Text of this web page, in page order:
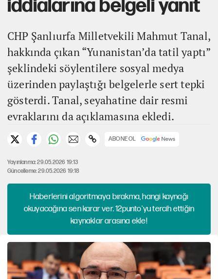
iddialarına belgeli yanıt
CHP Şanlıurfa Milletvekili Mahmut Tanal,
hakkında çıkan “Yunanistan’da tatil yaptı”
şeklindeki söylentilere sosyal medya
üzerinden paylaştığı belgelerle sert tepki
gösterdi. Tanal, seyahatine dair resmi
evraklarını da açıklamasına ekledi.
ABONE OL
Yayınlanma: 29.05.2026 19:13
Güncelleme: 29.05.2026 19:18
Haberlerini algoritmaya bırakma, hangi kaynağı
okuyacağına sen karar ver. 12punto'yu tercih ettiğin
kaynaklar arasına ekle!